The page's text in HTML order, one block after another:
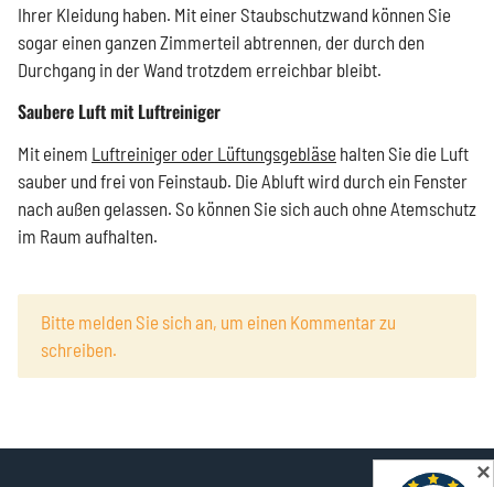
Ihrer Kleidung haben. Mit einer Staubschutzwand können Sie
sogar einen ganzen Zimmerteil abtrennen, der durch den
Durchgang in der Wand trotzdem erreichbar bleibt.
Saubere Luft mit Luftreiniger
Mit einem Luftreiniger oder Lüftungsgebläse halten Sie die Luft
sauber und frei von Feinstaub. Die Abluft wird durch ein Fenster
nach außen gelassen. So können Sie sich auch ohne Atemschutz
im Raum aufhalten.
x
Bitte melden Sie sich an, um einen Kommentar zu
schreiben.
✕